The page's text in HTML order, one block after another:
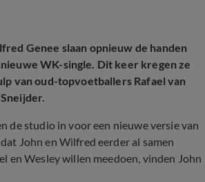
Genee slaan opnieuw de handen
WK-single. Dit keer kregen ze
van oud-topvoetballers Rafael van
de studio in voor een nieuwe versie van
dat John en Wilfred eerder al samen
en Wesley willen meedoen, vinden John